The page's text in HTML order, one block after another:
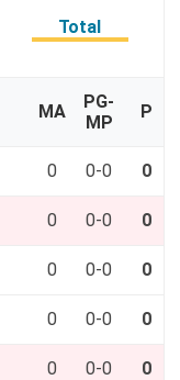
Total
MA
PG-
MP
P
0 0-0 0
0 0-0 0
0 0-0 0
0 0-0 0
0 0-0 0